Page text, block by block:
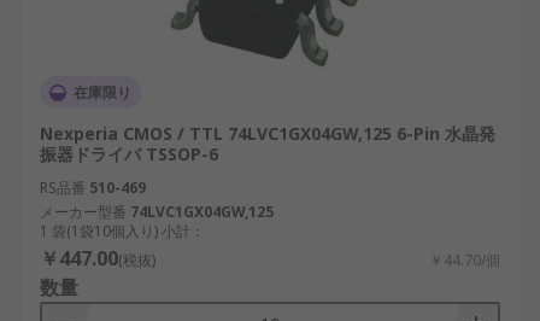
在庫限り
Nexperia CMOS / TTL 74LVC1GX04GW,125 6-Pin 水晶発
振器ドライバ TSSOP-6
RS品番 510-469
メーカー型番 74LVC1GX04GW,125
1 袋(1袋10個入り) 小計：
￥447.00(税抜) ￥44.70/個
数量